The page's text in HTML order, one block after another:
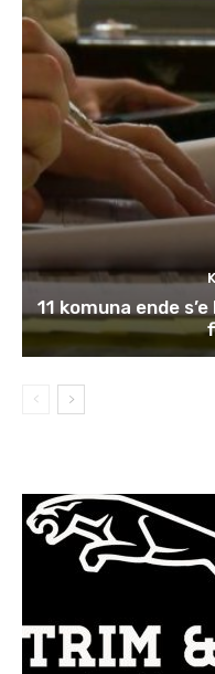
11 komuna ende